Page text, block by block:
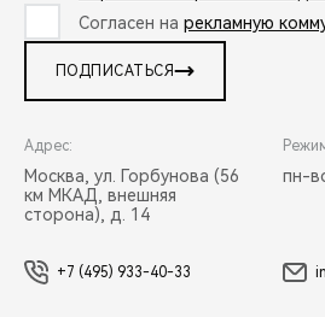
Согласен на рекламную
ПОДПИСАТЬСЯ
Адрес:
Москва, ул. Горбунова (56
км МКАД, внешняя
сторона), д. 14
пн-
+7 (495) 933-40-33